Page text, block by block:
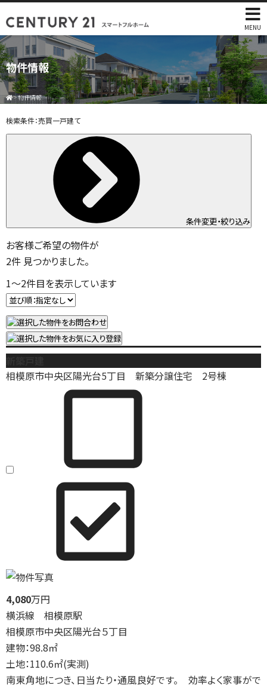
MENU
物件情報
>物件情報
検索条件：売買一戸建て
条件変更・絞り込み
お客様ご希望の物件が
2件 見つかりました。
1～2件目を表示しています
相模原市中央区陽光台5丁目 新築分譲住宅 2号棟
4,080万円
横浜線 相模原駅
相模原市中央区陽光台５丁目
建物：98.8㎡
土地：110.6㎡(実測)
南東角地につき、日当たり・通風良好です。 効率よく家事がで